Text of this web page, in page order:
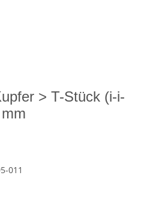
> T-Stück (i-i-
011